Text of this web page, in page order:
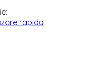
rapida